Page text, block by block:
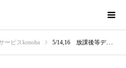
ービスkonoha 5/14,16 放課後等デイサービスkonoha サッカー・konoha会議